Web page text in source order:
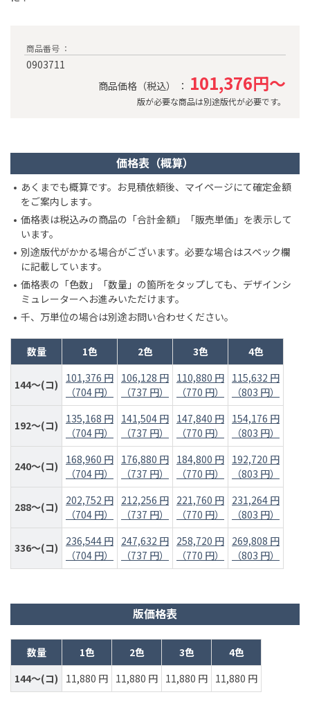
商品番号 ：
0903711
商品価格（税込） ： 101,376円～
版が必要な商品は別途版代が必要です。
価格表（概算）
あくまでも概算です。お見積依頼後、マイページにて確定金額
をご案内します。
価格表は税込みの商品の「合計金額」「販売単価」を表示して
います。
別途版代がかかる場合がございます。必要な場合はスペック欄
に記載しています。
価格表の「色数」「数量」の箇所をタップしても、デザインシ
ミュレーターへお進みいただけます。
千、万単位の場合は別途お問い合わせください。
数量 1色 2色 3色 4色
144～(コ)
101,376 円
（704 円）
106,128 円
（737 円）
110,880 円
（770 円）
115,632 円
（803 円）
192～(コ)
135,168 円
（704 円）
141,504 円
（737 円）
147,840 円
（770 円）
154,176 円
（803 円）
240～(コ)
168,960 円
（704 円）
176,880 円
（737 円）
184,800 円
（770 円）
192,720 円
（803 円）
288～(コ)
202,752 円
（704 円）
212,256 円
（737 円）
221,760 円
（770 円）
231,264 円
（803 円）
336～(コ)
236,544 円
（704 円）
247,632 円
（737 円）
258,720 円
（770 円）
269,808 円
（803 円）
版価格表
数量 1色 2色 3色
4色
144～(コ)
11,880 円 11,880 円 11,880 円 11,880 円